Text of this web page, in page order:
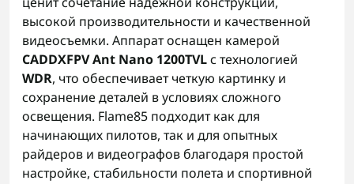
высокой производительности и качественной
видеосъемки. Аппарат оснащен камерой
CADDXFPV Ant Nano 1200TVLс технологией
WDR, что обеспечивает четкую картинку и
сохранение деталей в условиях сложного
освещения. Flame85 подходит как для
начинающих пилотов, так и для опытных
райдеров и видеографов благодаря простой
настройке, стабильности полета и спортивной